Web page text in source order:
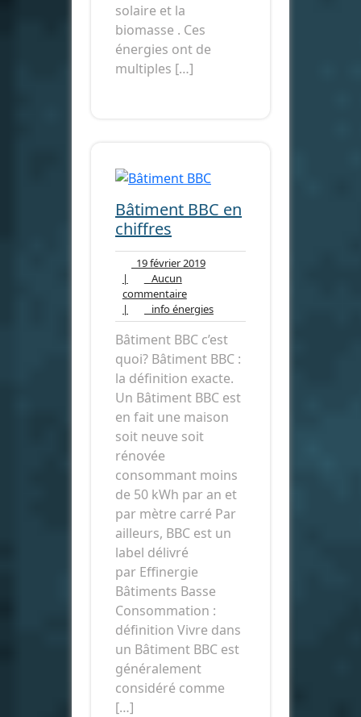
solaire et la
biomasse . Ces
énergies ont de
multiples […]
Bâtiment BBC en
chiffres
19 février 201919
|
Aucun
commentaireAucun
commentaire
| info énergiesinfo
énergies
Bâtiment BBC c’est
quoi? Bâtiment BBC :
la définition exacte.
Un Bâtiment BBC est
en fait une maison
soit neuve soit
rénovée
consommant moins
de 50 kWh par an et
par mètre carré Par
ailleurs, BBC est un
label délivré
par Effinergie
Bâtiments Basse
Consommation :
définition Vivre dans
un Bâtiment BBC est
généralement
considéré comme
[…]